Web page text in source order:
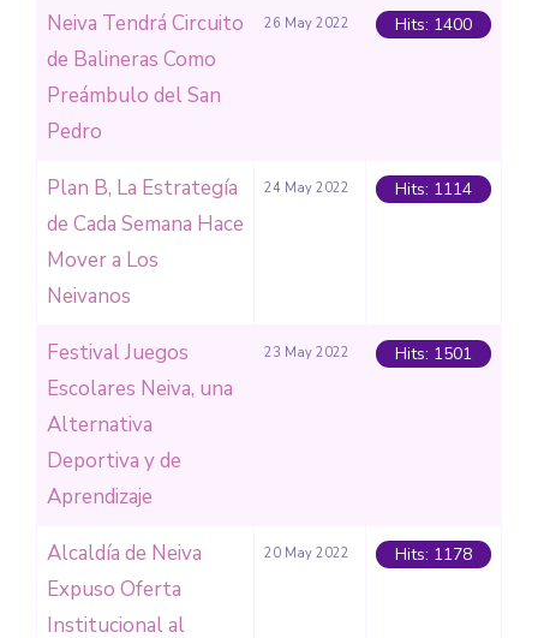
Neiva Tendrá Circuito
de Balineras Como
Preámbulo del San
Pedro
26 May 2022 Hits: 1400
Plan B, La Estrategía
de Cada Semana Hace
Mover a Los
Neivanos
24 May 2022 Hits: 1114
Festival Juegos
Escolares Neiva, una
Alternativa
Deportiva y de
Aprendizaje
23 May 2022 Hits: 1501
Alcaldía de Neiva
Expuso Oferta
Institucional al
20 May 2022 Hits: 1178